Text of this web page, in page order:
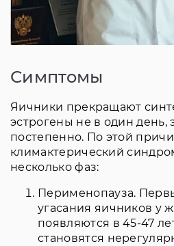
Симптомы
Яичники прекращают
эстрогены не в один день,
постепенно. По этой
климактерический
несколько фаз:
Перименопауза.
угасания яичников у
появляются в 45-47
становятся